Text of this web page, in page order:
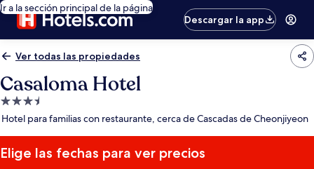
Ir a la sección principal de la página
Descargar la app
Ver todas las propiedades
Casaloma Hotel
Propiedad
de
estrellas
Hotel para familias con restaurante, cerca de Cascadas de Cheonjiyeon
Elige las fechas para ver precios